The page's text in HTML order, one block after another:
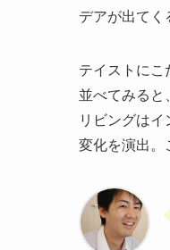
デアが出てく
テイストにこ
並べてみると
リビングは
変化を演出。